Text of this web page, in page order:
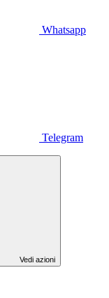
Whatsapp
Telegram
Vedi azioni